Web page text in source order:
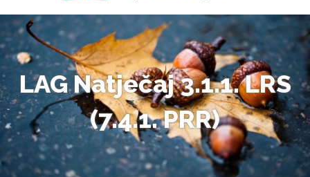
LAG Natječaj 3.1.1. LRS
(7.4.1. PRR)